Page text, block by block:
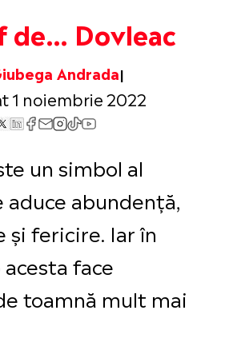
de… Dovleac
Andrada
1 noiembrie 2022
un simbol al
aduce abundență,
fericire. Iar în
face
toamnă mult mai